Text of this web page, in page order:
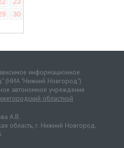
30
информационное
(НИА "Нижний Новгород")
автономное учреждение
областной
А.В.
область, г. Нижний Новгород.